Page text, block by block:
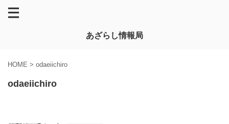
あざらし情報局
HOME > odaeiichiro
odaeiichiro